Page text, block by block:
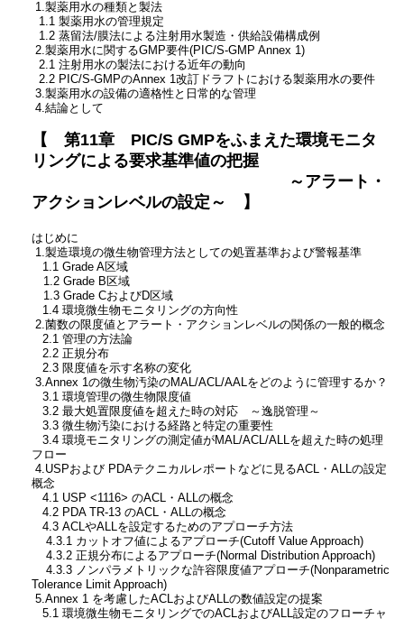
1.製薬用水の種類と製法
1.1 製薬用水の管理規定
1.2 蒸留法/膜法による注射用水製造・供給設備構成例
2.製薬用水に関するGMP要件(PIC/S-GMP Annex 1)
2.1 注射用水の製法における近年の動向
2.2 PIC/S-GMPのAnnex 1改訂ドラフトにおける製薬用水の要件
3.製薬用水の設備の適格性と日常的な管理
4.結論として
【 第11章 PIC/S GMPをふまえた環境モニタ
リングによる要求基準値の把握
～アラート・
アクションレベルの設定～ 】
はじめに
1.製造環境の微生物管理方法としての処置基準および警報基準
1.1 Grade A区域
1.2 Grade B区域
1.3 Grade CおよびD区域
1.4 環境微生物モニタリングの方向性
2.菌数の限度値とアラート・アクションレベルの関係の一般的概念
2.1 管理の方法論
2.2 正規分布
2.3 限度値を示す名称の変化
3.Annex 1の微生物汚染のMAL/ACL/AALをどのように管理するか？
3.1 環境管理の微生物限度値
3.2 最大処置限度値を超えた時の対応 ～逸脱管理～
3.3 微生物汚染における経路と特定の重要性
3.4 環境モニタリングの測定値がMAL/ACL/ALLを超えた時の処理
フロー
4.USPおよび PDAテクニカルレポートなどに見るACL・ALLの設定
概念
4.1 USP <1116> のACL・ALLの概念
4.2 PDA TR-13 のACL・ALLの概念
4.3 ACLやALLを設定するためのアプローチ方法
4.3.1 カットオフ値によるアプローチ(Cutoff Value Approach)
4.3.2 正規分布によるアプローチ(Normal Distribution Approach)
4.3.3 ノンパラメトリックな許容限度値アプローチ(Nonparametric
Tolerance Limit Approach)
5.Annex 1 を考慮したACLおよびALLの数値設定の提案
5.1 環境微生物モニタリングでのACLおよびALL設定のフローチャ